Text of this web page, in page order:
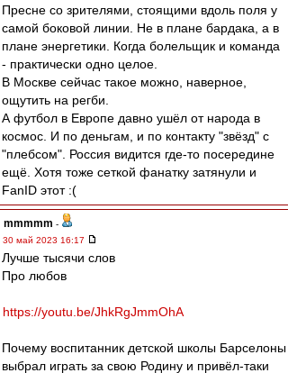
Пресне со зрителями, стоящими вдоль поля у
самой боковой линии. Не в плане бардака, а в
плане энергетики. Когда болельщик и команда
- практически одно целое.
В Москве сейчас такое можно, наверное,
ощутить на регби.
А футбол в Европе давно ушёл от народа в
космос. И по деньгам, и по контакту "звёзд" с
"плебсом". Россия видится где-то посередине
ещё. Хотя тоже сеткой фанатку затянули и
FanID этот :(
mmmmm -
30 май 2023 16:17
Лучше тысячи слов
Про любов
https://youtu.be/JhkRgJmmOhA
Почему воспитанник детской школы Барселоны
выбрал играть за свою Родину и привёл-таки